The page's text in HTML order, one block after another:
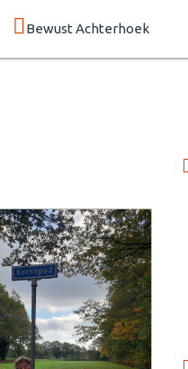
Bewust Achterhoek